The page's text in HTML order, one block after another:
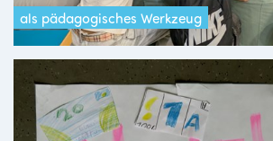
als pädagogisches Werkzeug